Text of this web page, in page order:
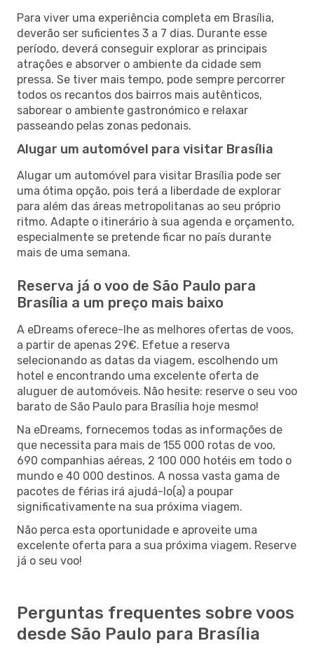
Para viver uma experiência completa em Brasília,
deverão ser suficientes 3 a 7 dias. Durante esse
período, deverá conseguir explorar as principais
atrações e absorver o ambiente da cidade sem
pressa. Se tiver mais tempo, pode sempre percorrer
todos os recantos dos bairros mais autênticos,
saborear o ambiente gastronómico e relaxar
passeando pelas zonas pedonais.
Alugar um automóvel para visitar Brasília
Alugar um automóvel para visitar Brasília pode ser
uma ótima opção, pois terá a liberdade de explorar
para além das áreas metropolitanas ao seu próprio
ritmo. Adapte o itinerário à sua agenda e orçamento,
especialmente se pretende ficar no país durante
mais de uma semana.
Reserva já o voo de São Paulo para
Brasília a um preço mais baixo
A eDreams oferece-lhe as melhores ofertas de voos,
a partir de apenas 29€. Efetue a reserva
selecionando as datas da viagem, escolhendo um
hotel e encontrando uma excelente oferta de
aluguer de automóveis. Não hesite: reserve o seu voo
barato de São Paulo para Brasília hoje mesmo!
Na eDreams, fornecemos todas as informações de
que necessita para mais de 155 000 rotas de voo,
690 companhias aéreas, 2 100 000 hotéis em todo o
mundo e 40 000 destinos. A nossa vasta gama de
pacotes de férias irá ajudá-lo(a) a poupar
significativamente na sua próxima viagem.
Não perca esta oportunidade e aproveite uma
excelente oferta para a sua próxima viagem. Reserve
já o seu voo!
Perguntas frequentes sobre voos
desde São Paulo para Brasília